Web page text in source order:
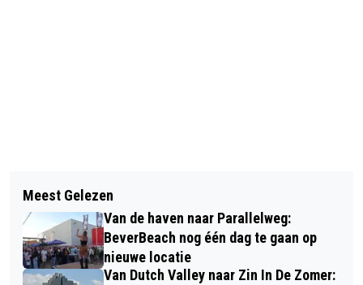
GEMEENTE BEVERWIJK START
AANPAK LEEGSTAND WONINGEN
NEDERLANDSE DEELNEMERS TATA
STEEL CHESS NA 5 SPEELRONDES
NOG GEEN OVERWINNINGEN
Meest Gelezen
Van de haven naar Parallelweg:
BeverBeach nog één dag te gaan op
nieuwe locatie
Van Dutch Valley naar Zin In De Zomer: